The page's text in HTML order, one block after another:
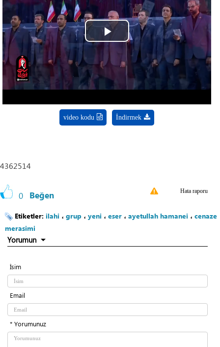
Play
Video
video kodu İndirmek
4362514
0 Beğen Hata raporu
Etiketler: ilahi ، grup ، yeni ، eser ، ayetullah hamanei ، cenaze
merasimi
Yorumun
İsim
Email
* Yorumunuz